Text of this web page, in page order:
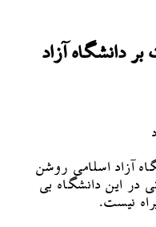
دانشگاه آزاد
آزاد اسلامی روشن
این دانشگاه بی
نیست.